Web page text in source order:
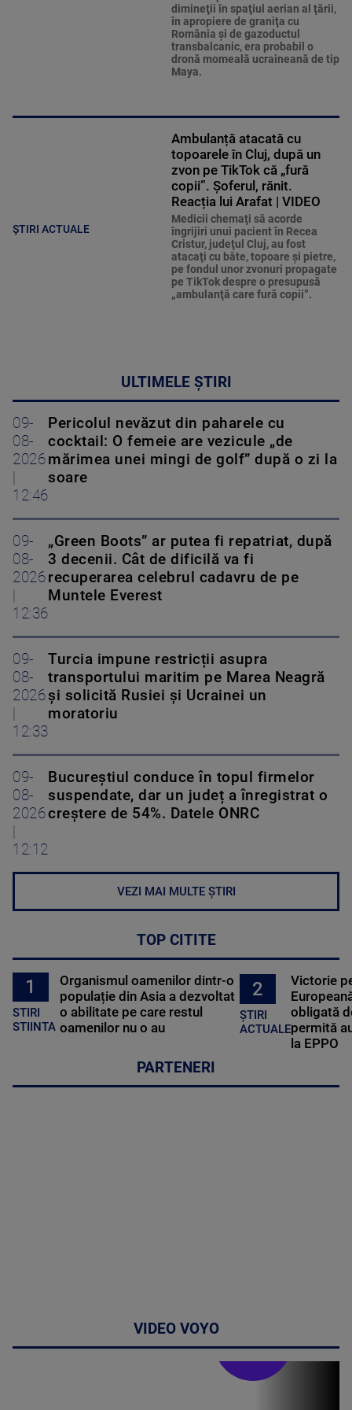
dimineţii în spaţiul aerian al ţării,
în apropiere de graniţa cu
România şi de gazoductul
transbalcanic, era probabil o
dronă momeală ucraineană de tip
Maya.
ȘTIRI ACTUALE
Ambulanță atacată cu
topoarele în Cluj, după un
zvon pe TikTok că „fură
copii”. Șoferul, rănit.
Reacția lui Arafat | VIDEO
Medicii chemaţi să acorde
îngrijiri unui pacient în Recea
Cristur, judeţul Cluj, au fost
atacaţi cu bâte, topoare şi pietre,
pe fondul unor zvonuri propagate
pe TikTok despre o presupusă
„ambulanţă care fură copii”.
ULTIMELE ȘTIRI
09-
08-
2026
12:46
Pericolul nevăzut din paharele cu
cocktail: O femeie are vezicule „de
mărimea unei mingi de golf” după o zi la
soare
09-
08-
2026
12:36
„Green Boots” ar putea fi repatriat, după
3 decenii. Cât de dificilă va fi
recuperarea celebrul cadavru de pe
Muntele Everest
09-
08-
2026
12:33
Turcia impune restricții asupra
transportului maritim pe Marea Neagră
și solicită Rusiei și Ucrainei un
moratoriu
09-
08-
2026
12:12
Bucureștiul conduce în topul firmelor
suspendate, dar un județ a înregistrat o
creștere de 54%. Datele ONRC
VEZI MAI MULTE ȘTIRI
TOP CITITE
1
STIRI
STIINTA
Organismul oamenilor dintr-o
populație din Asia a dezvoltat
o abilitate pe care restul
oamenilor nu o au
2
ȘTIRI
ACTUALE
Victorie
obligată
permită
la EPPO
PARTENERI
VIDEO VOYO